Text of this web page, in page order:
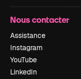
Nous contacter
Assistance
Instagram
YouTube
LinkedIn